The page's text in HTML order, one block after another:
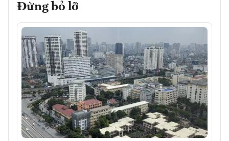
Đừng bỏ lỡ